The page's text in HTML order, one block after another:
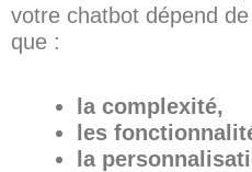
votre chatbot dépend
que :
la complexité,
les
la